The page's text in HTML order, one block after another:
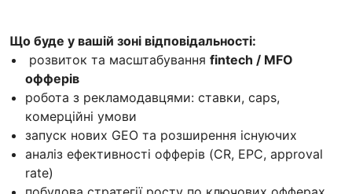
Що буде у вашій зоні відповідальності:
розвиток та масштабування fintech / MFO
офферів
робота з рекламодавцями: ставки, caps,
комерційні умови
запуск нових GEO та розширення існуючих
аналіз ефективності офферів (CR, EPC, approval
rate)